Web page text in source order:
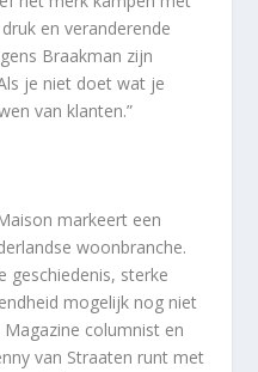
en veranderende
Braakman zijn
je niet doet wat je
van klanten.”
markeert een
woonbranche.
geschiedenis, sterke
mogelijk nog niet
columnist en
van Straaten runt met